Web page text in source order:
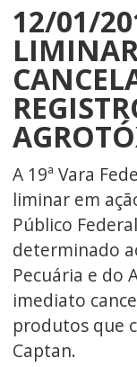
12/01/
A 19ª Vara
liminar em
Público
determinado
Pecuária e do
imediato
produtos que
Captan.